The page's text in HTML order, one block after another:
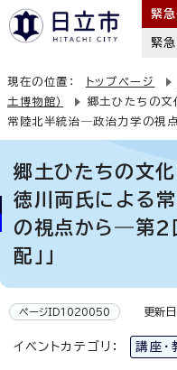
緊
緊
現在の位置： トップページ
土博物館）
郷土ひたちの文
常陸北半統治―政治力学の視
郷土ひたちの文化
徳川両氏による
の視点から―第
配」」
ページID1020050 更新日
イベントカテゴリ： 講座・